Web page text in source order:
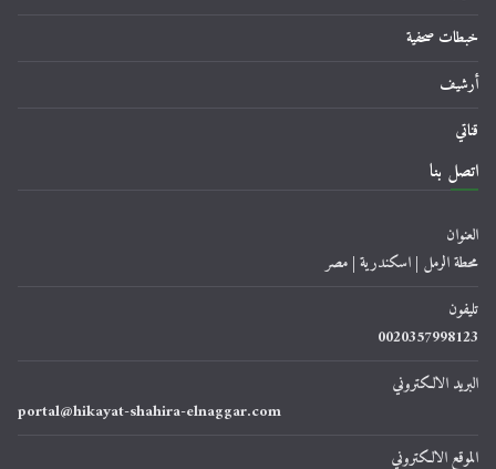
خبطات صحفية
أرشيف
قناتي
اتصل بنا
العنوان
محطة الرمل | اسكندرية | مصر
تليفون
0020357998123
البريد الالكتروني
portal@hikayat-shahira-elnaggar.com
الموقع الالكتروني